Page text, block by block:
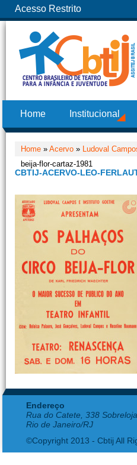
Acesso Restrito
Home Institucional
Home » Acervo » Ludoval
beija-flor-cartaz-1981
CBTIJ-ACERVO-LEO-
Endereço
Rua do Catete, 338
Rio de Janeiro/RJ
©Copyright 2013 - Cbtij All